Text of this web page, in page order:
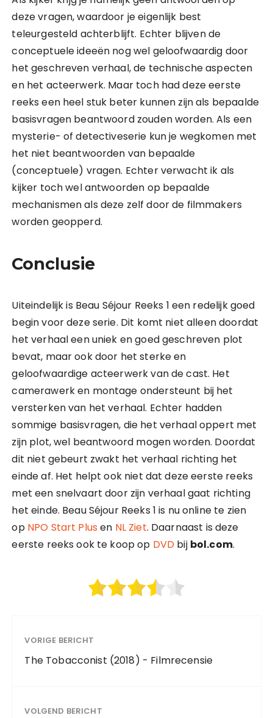
deze vragen, waardoor je eigenlijk best
teleurgesteld achterblijft. Echter blijven de
conceptuele ideeën nog wel geloofwaardig door
het geschreven verhaal, de technische aspecten
en het acteerwerk. Maar toch had deze eerste
reeks een heel stuk beter kunnen zijn als bepaalde
basisvragen beantwoord zouden worden. Als een
mysterie- of detectiveserie kun je wegkomen met
het niet beantwoorden van bepaalde
(conceptuele) vragen. Echter verwacht ik als
kijker toch wel antwoorden op bepaalde
mechanismen als deze zelf door de filmmakers
worden geopperd.
Conclusie
Uiteindelijk is Beau Séjour Reeks 1 een redelijk goed
begin voor deze serie. Dit komt niet alleen doordat
het verhaal een uniek en goed geschreven plot
bevat, maar ook door het sterke en
geloofwaardige acteerwerk van de cast. Het
camerawerk en montage ondersteunt bij het
versterken van het verhaal. Echter hadden
sommige basisvragen, die het verhaal oppert met
zijn plot, wel beantwoord mogen worden. Doordat
dit niet gebeurt zwakt het verhaal richting het
einde af. Het helpt ook niet dat deze eerste reeks
met een snelvaart door zijn verhaal gaat richting
het einde. Beau Séjour Reeks 1 is nu online te zien
op NPO Start Plus en NL Ziet. Daarnaast is deze
eerste reeks ook te koop op DVD bij bol.com.
VORIGE BERICHT
The Tobacconist (2018) - Filmrecensie
VOLGEND BERICHT